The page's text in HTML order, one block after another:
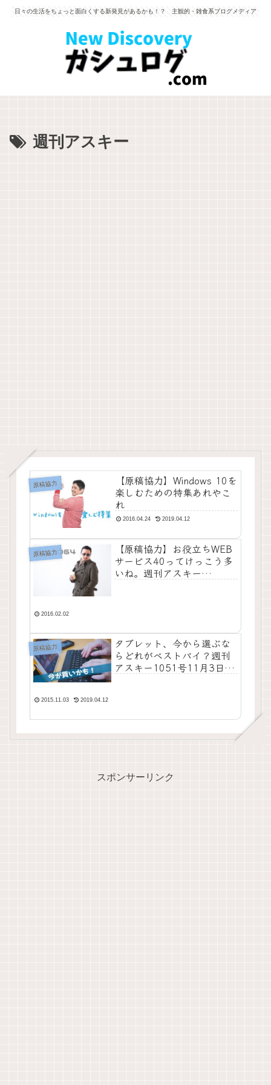
日々の生活をちょっと面白くする新発見があるかも！？ 主観的・雑食系ブログメディア
週刊アスキー
原稿協力
【原稿協力】Windows 10を
楽しむための特集あれやこ
れ
2016.04.24 2019.04.12
原稿協力
【原稿協力】お役立ちWEB
サービス40ってけっこう多
いね。週刊アスキー
2016.02.02
原稿協力
タブレット、今から選ぶな
らどれがベストバイ？週刊
アスキー1051号11月3日、
2015.11.03 2019.04.12
スポンサーリンク